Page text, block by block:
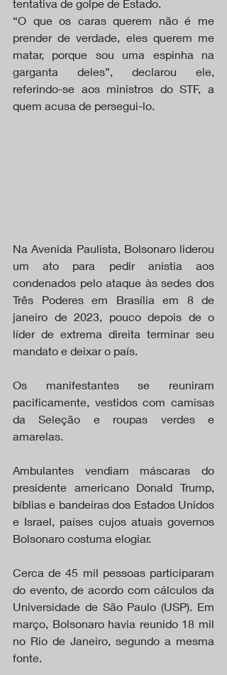
tentativa de golpe de Estado.
“O que os caras querem não é me
prender de verdade, eles querem me
matar, porque sou uma espinha na
garganta deles”, declarou ele,
referindo-se aos ministros do STF, a
quem acusa de persegui-lo.
Na Avenida Paulista, Bolsonaro liderou
um ato para pedir anistia aos
condenados pelo ataque às sedes dos
Três Poderes em Brasília em 8 de
janeiro de 2023, pouco depois de o
líder de extrema direita terminar seu
mandato e deixar o país.
Os manifestantes se reuniram
pacificamente, vestidos com camisas
da Seleção e roupas verdes e
amarelas.
Ambulantes vendiam máscaras do
presidente americano Donald Trump,
bíblias e bandeiras dos Estados Unidos
e Israel, países cujos atuais governos
Bolsonaro costuma elogiar.
Cerca de 45 mil pessoas participaram
do evento, de acordo com cálculos da
Universidade de São Paulo (USP). Em
março, Bolsonaro havia reunido 18 mil
no Rio de Janeiro, segundo a mesma
fonte.